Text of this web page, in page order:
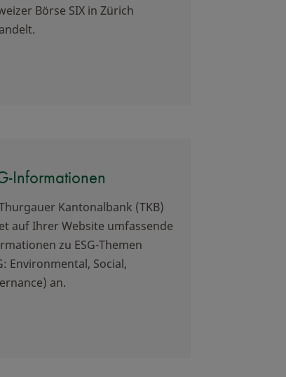
Börse SIX in Zürich
Informationen
Kantonalbank (TKB)
auf Ihrer Website umfassende
zu ESG-Themen
Environmental, Social,
an.